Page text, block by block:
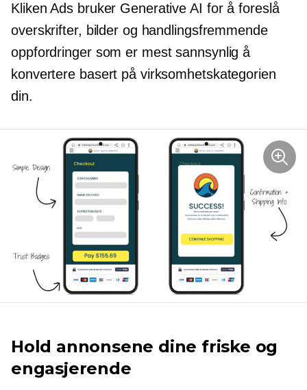
Kliken Ads bruker Generative AI for å foreslå
overskrifter, bilder og handlingsfremmende
oppfordringer som er mest sannsynlig å
konvertere basert på virksomhetskategorien
din.
Hold annonsene dine friske og
engasjerende